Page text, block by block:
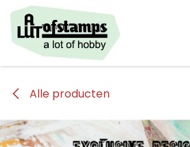
Overslaan naar inhoud
Alle producten